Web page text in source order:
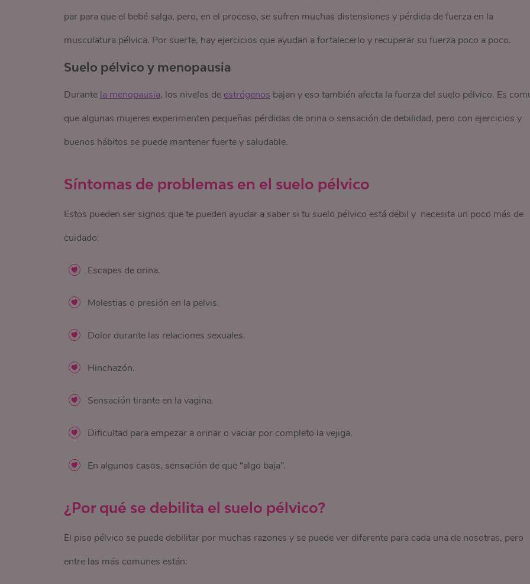
par para que el bebé salga, pero, en el proceso, se sufren muchas distensiones y pérdida de fuerza en la
musculatura pélvica. Por suerte, hay ejercicios que ayudan a fortalecerlo y recuperar su fuerza poco a poco.
Suelo pélvico y menopausia
Durante la menopausia, los niveles de estrógenos bajan y eso también afecta la fuerza del suelo pélvico. Es
que algunas mujeres experimenten pequeñas pérdidas de orina o sensación de debilidad, pero con ejercicios y
buenos hábitos se puede mantener fuerte y saludable.
Síntomas de problemas en el suelo pélvico
Estos pueden ser signos que te pueden ayudar a saber si tu suelo pélvico está débil y necesita un poco más de
cuidado:
Escapes de orina.
Molestias o presión en la pelvis.
Dolor durante las relaciones sexuales.
Hinchazón.
Sensación tirante en la vagina.
Dificultad para empezar a orinar o vaciar por completo la vejiga.
En algunos casos, sensación de que “algo baja”.
¿Por qué se debilita el suelo pélvico?
El piso pélvico se puede debilitar por muchas razones y se puede ver diferente para cada una de nosotras, pero
entre las más comunes están: